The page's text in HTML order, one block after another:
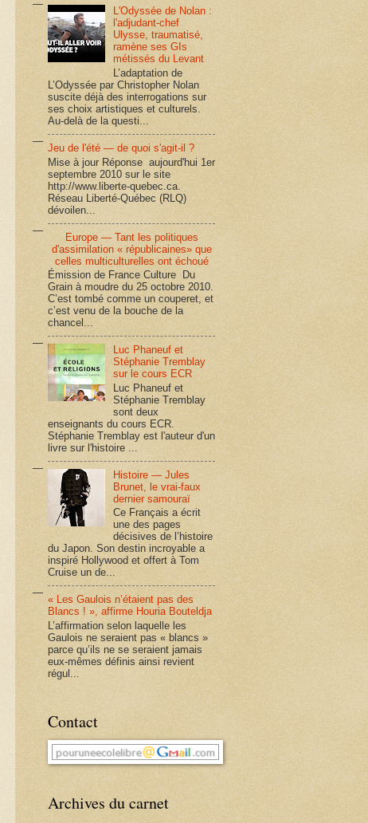
L'Odyssée de Nolan :
l'adjudant-chef
Ulysse, traumatisé,
ramène ses GIs
métissés du Levant
L’adaptation de
L’Odyssée par Christopher Nolan
suscite déjà des interrogations sur
ses choix artistiques et culturels.
Au-delà de la questi...
Jeu de l'été — de quoi s'agit-il ?
Mise à jour Réponse aujourd'hui 1er
septembre 2010 sur le site
http://www.liberte-quebec.ca.
Réseau Liberté-Québec (RLQ)
dévoilen...
Europe — Tant les politiques
d'assimilation « républicaines» que
celles multiculturelles ont échoué
Émission de France Culture Du
Grain à moudre du 25 octobre 2010.
C’est tombé comme un couperet, et
c’est venu de la bouche de la
chancel...
Luc Phaneuf et
Stéphanie Tremblay
sur le cours ECR
Luc Phaneuf et
Stéphanie Tremblay
sont deux
enseignants du cours ECR.
Stéphanie Tremblay est l'auteur d'un
livre sur l'histoire ...
Histoire — Jules
Brunet, le vrai-faux
dernier samouraï
Ce Français a écrit
une des pages
décisives de l’histoire
du Japon. Son destin incroyable a
inspiré Hollywood et offert à Tom
Cruise un de...
« Les Gaulois n’étaient pas des
Blancs ! », affirme Houria Bouteldja
L’affirmation selon laquelle les
Gaulois ne seraient pas « blancs »
parce qu’ils ne se seraient jamais
eux-mêmes définis ainsi revient
régul...
Contact
Archives du carnet